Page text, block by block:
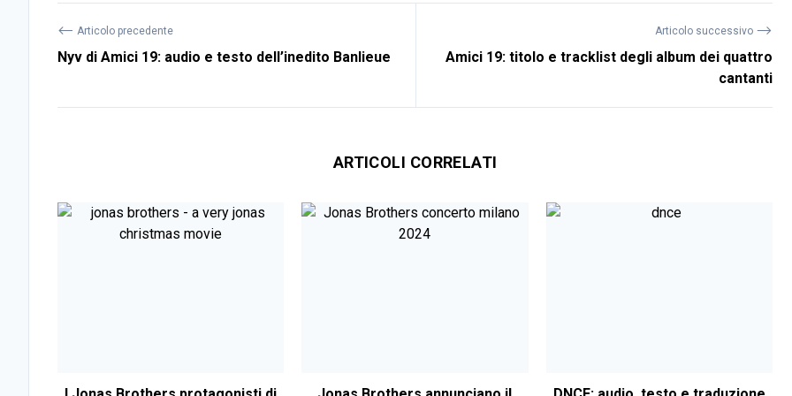
⟵ Articolo precedente
Nyv di Amici 19: audio e testo dell’inedito Banlieue
Articolo successivo ⟶
Amici 19: titolo e tracklist degli album dei quattro
cantanti
ARTICOLI CORRELATI